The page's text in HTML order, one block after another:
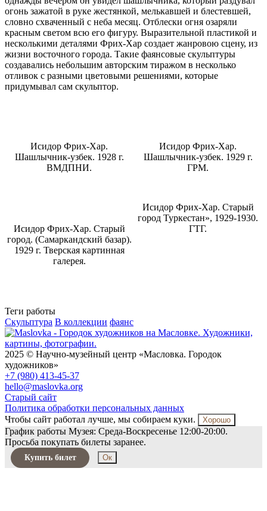
огонь зажатой в руке жестянкой, мелькавшей и блестевшей,
словно схваченный с неба месяц. Отблески огня озаряли
красным светом всю его фигуру. Выразительной пластикой и
несколькими деталями Фрих-Хар создает жанровою сцену, из
жизни восточного города. Такие фаянсовые скульптуры
создавались небольшим авторским тиражом в несколько
отливок с разными цветовыми решениями, которые
придумывал сам скульптор.
Исидор Фрих-Хар.
Шашлычник-узбек. 1928 г.
ВМДПНИ.
Исидор Фрих-Хар.
Шашлычник-узбек. 1929 г.
ГРМ.
Исидор Фрих-Хар. Старый
город. (Самаркандский базар).
1929 г. Тверская картинная
галерея.
Исидор Фрих-Хар. Старый
город Туркестан», 1929-1930.
ГТГ.
Теги работы
Скульптура В коллекции фаянс
2025 © Научно-музейный центр «Масловка. Городок
художников»
+7 (980) 413-45-37
hello@maslovka.org
Старый сайт
Политика обработки персональных данных
Чтобы сайт работал лучше, мы собираем куки.
Хорошо
График работы Музея: Среда-Воскресенье 12:00-20:00.
Просьба покупать билеты заранее.
Купить билет Ок